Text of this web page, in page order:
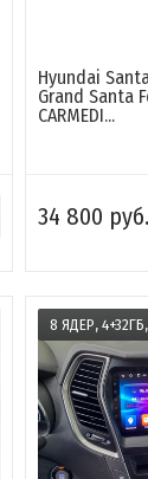
Hyundai
Grand Santa
CARMEDI...
34 800 руб.
8 ЯДЕР,